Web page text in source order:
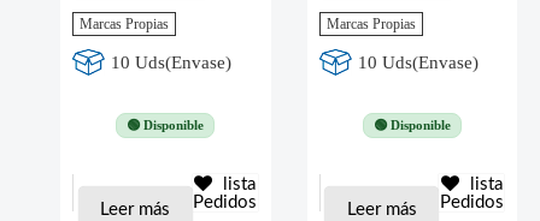
Marcas Propias
10 Uds(Envase)
🟢 Disponible
Leer más
lista
Pedidos
Marcas Propias
10 Uds(Envase)
🟢 Disponible
Leer más
lista
Pedidos